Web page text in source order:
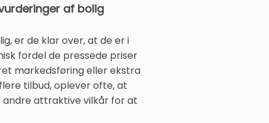
af bolig
er de klar over, at de er i
fordel de pressede priser
markedsføring eller ekstra
tilbud, oplever ofte, at
attraktive vilkår for at